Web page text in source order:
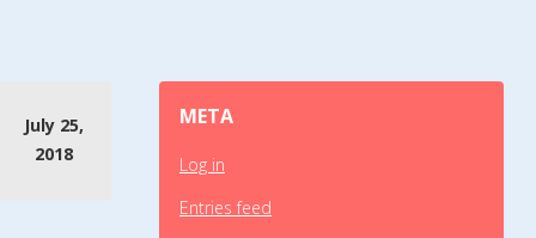
July 25,
2018
META
Log in
Entries feed